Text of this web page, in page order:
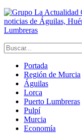
noticias de Águilas,
Lumbreras
Portada
Región de Murcia
Águilas
Lorca
Puerto Lumbreras
Pulpí
Murcia
Economía